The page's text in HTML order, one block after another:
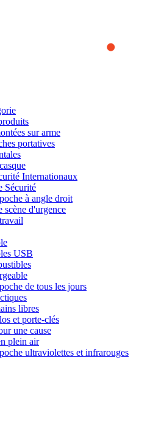
provide you the best experience
browse this website, you accept
how the website is used and
To learn more or to find out how
access our
sur arme
portatives
Internationaux
Sécurité
à angle droit
scène d'urgence
USB
de tous les jours
libres
et porte-clés
une cause
plein air
ultraviolettes et infrarouges